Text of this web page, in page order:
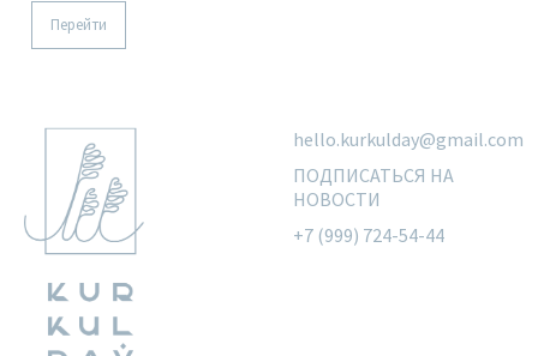
Перейти
hello.kurkulday@gmail.com
ПОДПИСАТЬСЯ НА
НОВОСТИ
+7 (999) 724-54-44